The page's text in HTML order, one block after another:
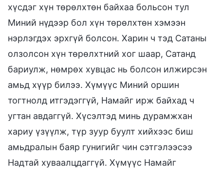
хүсдэг хүн төрөлхтөн байхаа больсон тул
Миний нүдээр бол хүн төрөлхтөн хэмээн
нэрлэгдэх эрхгүй болсон. Харин ч тэд Сатаны
олзолсон хүн төрөлхтний хог шаар, Сатанд
бариулж, нөмрөх хувцас нь болсон илжирсэн
амьд хүүр билээ. Хүмүүс Миний оршин
тогтнолд итгэдэггүй, Намайг ирж байхад ч
угтан авдаггүй. Хүсэлтэд минь дурамжхан
хариу үзүүлж, түр зуур буулт хийхээс биш
амьдралын баяр гунигийг чин сэтгэлээсээ
Надтай хуваалцдаггүй. Хүмүүс Намайг